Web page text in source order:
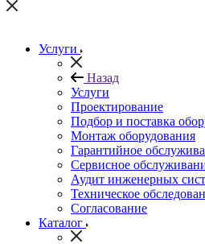
Услуги
Назад
Услуги
Проектирование
Подбор и поставка
Монтаж оборудования
Гарантийное
Сервисное
Аудит инженерных
Техническое
Согласование
Каталог